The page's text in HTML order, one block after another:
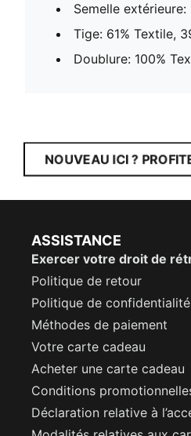
Semelle
Tige: 61% Textile,
Doublure: 100%
NOUVEAU ICI ?
ASSISTANCE
Exercer votre droit de
Politique de retour
Politique de confidentialité
Méthodes de paiement
Votre carte cadeau
Acheter une carte cadeau
Conditions
Déclaration relative à